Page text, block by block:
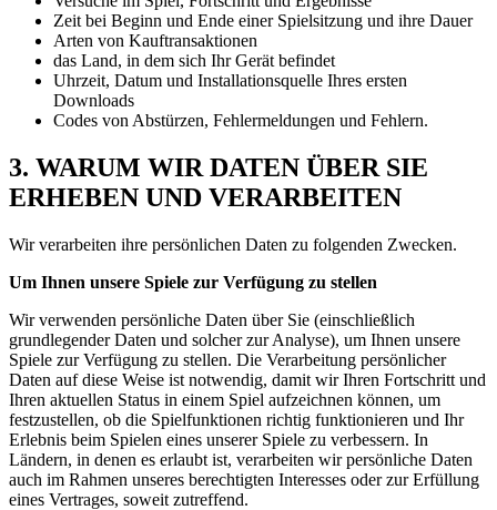
Zeit bei Beginn und Ende einer Spielsitzung und ihre Dauer
Arten von Kauftransaktionen
das Land, in dem sich Ihr Gerät befindet
Uhrzeit, Datum und Installationsquelle Ihres ersten
Downloads
Codes von Abstürzen, Fehlermeldungen und Fehlern.
3. WARUM WIR DATEN ÜBER SIE
ERHEBEN UND VERARBEITEN
Wir verarbeiten ihre persönlichen Daten zu folgenden Zwecken.
Um Ihnen unsere Spiele zur Verfügung zu stellen
Wir verwenden persönliche Daten über Sie (einschließlich
grundlegender Daten und solcher zur Analyse), um Ihnen unsere
Spiele zur Verfügung zu stellen. Die Verarbeitung persönlicher
Daten auf diese Weise ist notwendig, damit wir Ihren Fortschritt und
Ihren aktuellen Status in einem Spiel aufzeichnen können, um
festzustellen, ob die Spielfunktionen richtig funktionieren und Ihr
Erlebnis beim Spielen eines unserer Spiele zu verbessern. In
Ländern, in denen es erlaubt ist, verarbeiten wir persönliche Daten
auch im Rahmen unseres berechtigten Interesses oder zur Erfüllung
eines Vertrages, soweit zutreffend.